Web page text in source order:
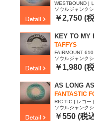
WESTBOUND |
ソウルジャンク
261
￥2,750 (
KEY TO MY
TAFFYS
FAIRMOUNT
ソウルジャンク
849
￥1,980 (
AS LONG
FANTASTIC
RIC TIC | レコー
ソウルジャンク
793
￥550 (税